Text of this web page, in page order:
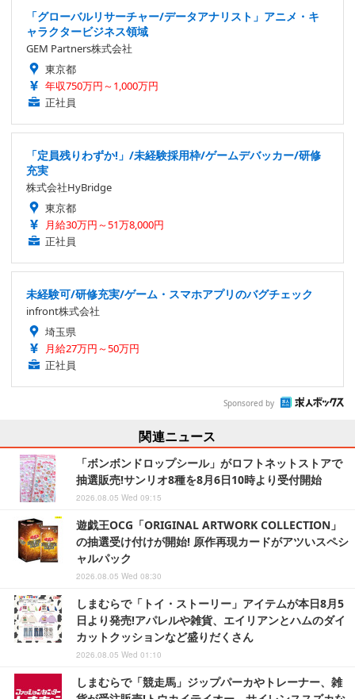
「グローバルリサーチャー/データアナリスト」アニメ・キ
ャラクタービジネス領域
GEM Partners株式会社
東京都
年収750万円～1,000万円
正社員
「定員残りわずか!」/未経験採用枠/ゲームデバッカー/研修
充実
株式会社HyBridge
東京都
月給30万円～51万8,000円
正社員
未経験可/研修充実/ゲーム・スマホアプリのバグチェック
infront株式会社
埼玉県
月給27万円～50万円
正社員
Sponsored by
関連ニュース
「ボンボンドロップシール」がロフトネットストアで
抽選販売!サンリオ8種を8月6日10時より受付開始
2026.08.05 Wed 09:15
遊戯王OCG「ORIGINAL ARTWORK COLLECTION」
の抽選受け付けが開始! 原作再現カードがアツいスペシ
ャルパック
2026.08.05 Wed 08:30
しまむらで「トイ・ストーリー」アイテムが本日8月5
日より発売!アパレルや雑貨、エイリアンとハムのダイ
カットクッションなど盛りだくさん
2026.08.05 Wed 01:10
しまむらで「競走馬」ジップパーカやトレーナー、雑